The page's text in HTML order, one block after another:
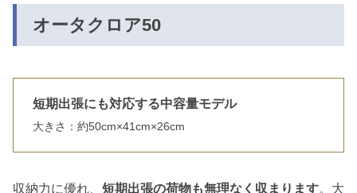
オータクロア50
短期出張にも対応する中容量モデル
大きさ：約50cm×41cm×26cm
収納力に優れ、 短期出張の荷物も無理なく収まります。大